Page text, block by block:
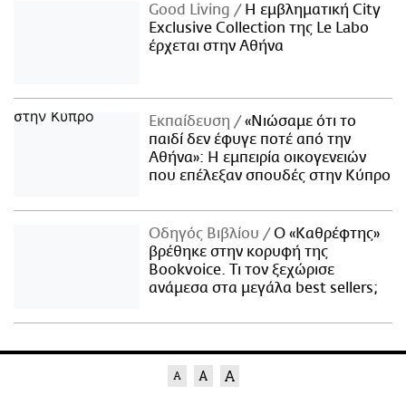
Good Living
Η εμβληματική City
Exclusive Collection της Le Labo
έρχεται στην Αθήνα
Εκπαίδευση
«Νιώσαμε ότι το
παιδί δεν έφυγε ποτέ από την
Αθήνα»: Η εμπειρία οικογενειών
που επέλεξαν σπουδές στην Κύπρο
Οδηγός Βιβλίου
Ο «Καθρέφτης»
βρέθηκε στην κορυφή της
Bookvoice. Τι τον ξεχώρισε
ανάμεσα στα μεγάλα best sellers;